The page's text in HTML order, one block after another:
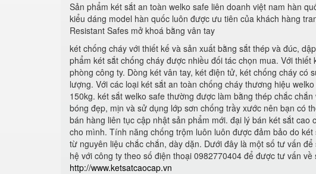
Sản phẩm két sắt an toàn welko safe liên doanh việt nam hàn
kiểu dáng model hàn quốc luôn được ưu tiên của khách hàng
Resistant Safes mở khoá bằng vân tay
két chống cháy với thiết kế và sản xuất bằng sắt thép và đúc,
phẩm két sắt chống cháy được nhiều đối tác chọn mua. Với
phòng công ty. Dòng két vân tay, két điện tử, két chống cháy
lượng. Với các loại két sắt an toàn chống cháy thương hiệu
150kg. két sắt welko safe thường được làm bằng thép chắc
bóng đẹp, mịn và sử dụng lớp sơn chống trầy xước nên bạn có
bán hàng liên tục cập nhật sản phẩm mới. đại lý bán két sắt
cho mình. Tính năng chống trộm luôn luôn được đảm bảo do
từ nguyên liệu chắc chắn, dày dặn. Dưới đây là một số tư vấn
hệ với công ty theo số điện thoại 0982770404 để được tư vấn
http://www.ketsatcaocap.vn